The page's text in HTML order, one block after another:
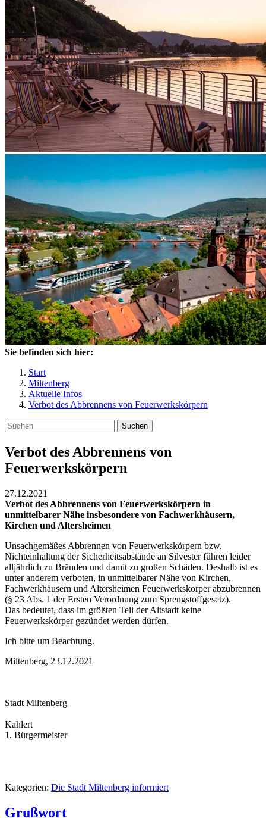
Sie befinden sich hier:
Start
Miltenberg
Aktuelle Infos
Verbot des Abbrennens von Feuerwerkskörpern
Suchen
Verbot des Abbrennens von
Feuerwerkskörpern
27.12.2021
Verbot des Abbrennens von Feuerwerkskörpern in
unmittelbarer Nähe insbesondere von Fachwerkhäusern,
Kirchen und Altersheimen
Unsachgemäßes Abbrennen von Feuerwerkskörpern bzw.
Nichteinhaltung der Sicherheitsabstände an Silvester führen leider
alljährlich zu Bränden und damit zu großen Schäden. Deshalb ist es
unter anderem verboten, in unmittelbarer Nähe von Kirchen,
Fachwerkhäusern und Altersheimen Feuerwerkskörper abzubrennen
(§ 23 Abs. 1 der Ersten Verordnung zum Sprengstoffgesetz).
Das bedeutet, dass im größten Teil der Altstadt keine
Feuerwerkskörper gezündet werden dürfen.
Ich bitte um Beachtung.
Miltenberg, 23.12.2021
Stadt Miltenberg
Kahlert
1. Bürgermeister
Kategorien: Die Stadt Miltenberg informiert
Grußwort